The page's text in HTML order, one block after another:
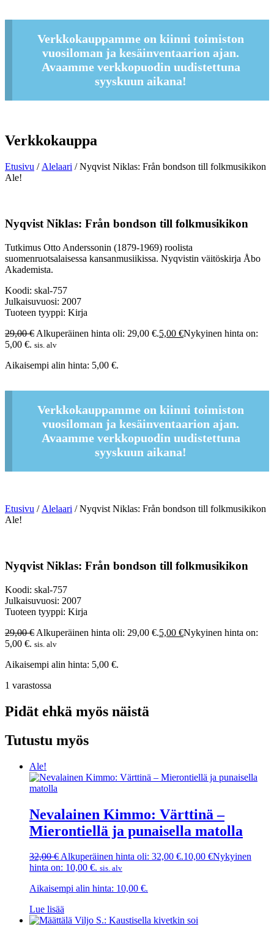
Verkkokauppamme on kiinni toimiston
vuosiloman ja kesäinventaarion ajan.
Avaamme verkkopuodin uudistettuna
syyskuun aikana!
Verkkokauppa
Etusivu / Alelaari / Nyqvist Niklas: Från bondson till folkmusikikon
Ale!
Nyqvist Niklas: Från bondson till folkmusikikon
Tutkimus Otto Anderssonin (1879-1969) roolista
suomenruotsalaisessa kansanmusiikissa. Nyqvistin väitöskirja Åbo
Akademista.
Koodi: skal-757
Julkaisuvuosi: 2007
Tuoteen tyyppi: Kirja
29,00€ Alkuperäinen hinta oli: 29,00 €.5,00 €Nykyinen hinta on:
5,00 €. sis. alv
Aikaisempi alin hinta: 5,00 €.
Verkkokauppamme on kiinni toimiston
vuosiloman ja kesäinventaarion ajan.
Avaamme verkkopuodin uudistettuna
syyskuun aikana!
Etusivu /Alelaari / Nyqvist Niklas: Från bondson till folkmusikikon
Ale!
Nyqvist Niklas: Från bondson till folkmusikikon
Koodi: skal-757
Julkaisuvuosi: 2007
Tuoteen tyyppi: Kirja
29,00€ Alkuperäinen hinta oli: 29,00 €.5,00 €Nykyinen hinta on:
5,00 €. sis. alv
Aikaisempi alin hinta: 5,00 €.
1 varastossa
Pidät ehkä myös näistä
Tutustu myös
Ale!
Nevalainen Kimmo: Värttinä –
Mierontiellä ja punaisella matolla
32,00€Alkuperäinen hinta oli: 32,00 €.10,00 €Nykyinen
hinta on: 10,00 €. sis. alv
Aikaisempi alin hinta: 10,00 €.
Lue lisää